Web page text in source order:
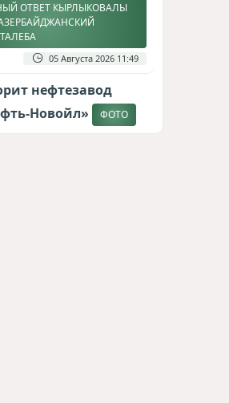
ОТВЕТ КЫРЛЫКОВАЛЫ
05 Августа 2026 11:49
нефтезавод
Новойл»
ФОТО